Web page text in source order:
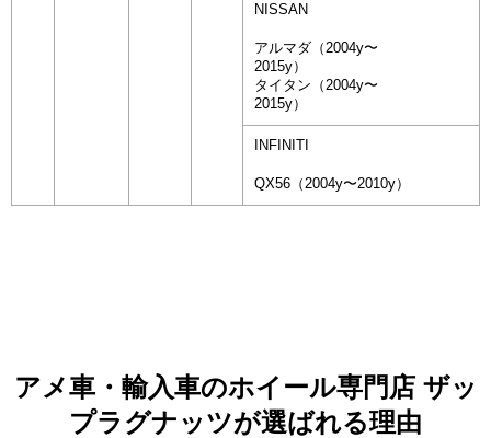
NISSAN
アルマダ（2004y〜
2015y）
タイタン（2004y〜
2015y）
INFINITI
QX56（2004y〜2010y）
アメ車・輸入車のホイール専門店 ザッ
プラグナッツが選ばれる理由